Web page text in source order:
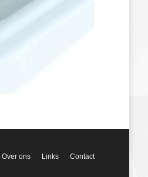
Over ons Links Contact